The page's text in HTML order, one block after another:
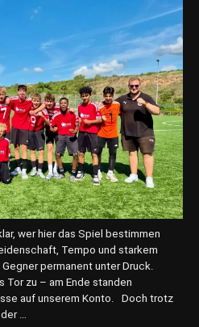
wer hier das Spiel bestimmen
Tempo und starkem
permanent unter Druck.
zu – am Ende standen
auf unserem Konto. Doch trotz
…